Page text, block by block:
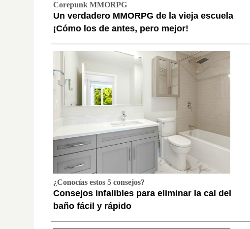
Corepunk MMORPG
Un verdadero MMORPG de la vieja escuela
¡Cómo los de antes, pero mejor!
¿Conocías estos 5 consejos?
Consejos infalibles para eliminar la cal del
baño fácil y rápido